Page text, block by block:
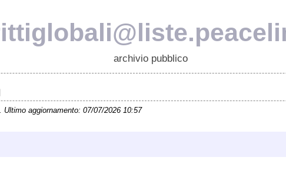
archivio pubblico
aggiornamento: 07/07/2026 10:57